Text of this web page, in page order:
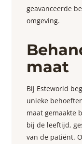
geavanceerde
omgeving.
maat
Bij Esteworld
unieke
maat gemaakte
bij de leeftijd,
van de patiënt.